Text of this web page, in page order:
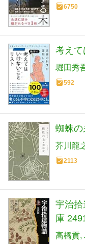
6750
考えて
堀田秀
592
蜘蛛
芥川龍
2113
宇治
庫
高橋貢